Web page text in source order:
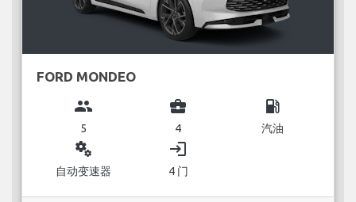
FORD MONDEO
group
5
business_center
4
local_gas_station
汽油
miscellaneous_services
自动变速器
login
4 门